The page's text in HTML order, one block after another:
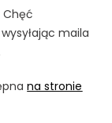
Chęć
maila
na stronie